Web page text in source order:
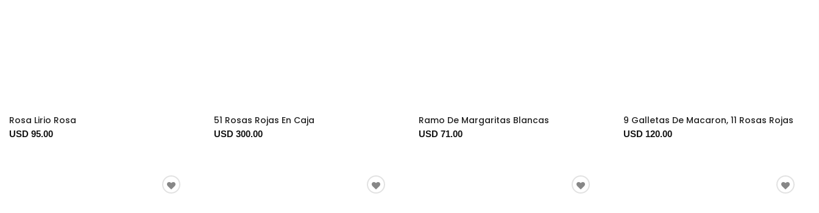
Rosa Lirio Rosa
USD 95.00
51 Rosas Rojas En Caja
USD 300.00
Ramo De Margaritas Blancas
USD 71.00
9 Galletas De Macaron, 11 Rosas Rojas
USD 120.00